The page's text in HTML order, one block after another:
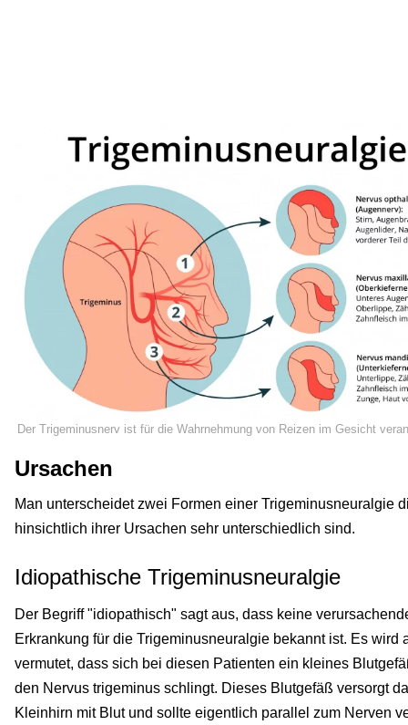
Der Trigeminusnerv ist für die Wahrnehmung von Reizen im Gesicht
Ursachen
Man unterscheidet zwei Formen einer Trigeminusneuralgie
hinsichtlich ihrer Ursachen sehr unterschiedlich sind.
Idiopathische Trigeminusneuralgie
Der Begriff "idiopathisch" sagt aus, dass keine
Erkrankung für die Trigeminusneuralgie bekannt ist. Es wird
vermutet, dass sich bei diesen Patienten ein kleines
den Nervus trigeminus schlingt. Dieses Blutgefäß versorgt
Kleinhirn mit Blut und sollte eigentlich parallel zum Nerven